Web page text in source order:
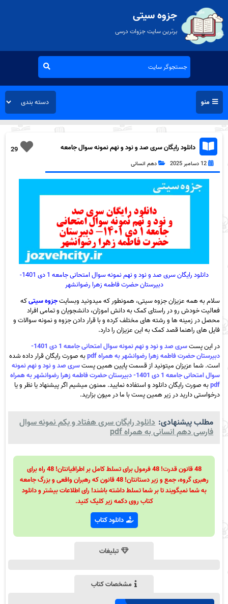
جزوه سیتی
برترین سایت جزوات درسی
منو
29
دانلود رایگان سری صد و نود و نهم نمونه سوال جامعه
شناسی دهم انسانی به همراه pdf
12 دسامبر 2025 دهم انسانی
دانلود رایگان سری صد و نود و نهم نمونه سوال امتحانی جامعه 1 دی 1401-
دبیرستان حضرت فاطمه زهرا رضوانشهر
سلام به همه عزیزان جزوه سیتی، همونطور که میدونید وبسایتجزوه سیتیکه
فعالیت خودش رو در راستای کمک به دانش اموزان، دانشجویان و تمامی افراد
محصل در زمینه ها و رشته های مختلف کرده و با قرار دادن جزوه و نمونه سوالات و
فایل های راهنما قصد کمک به این عزیزان را دارد.
در این پست
سری صد و نود و نهم نمونه سوال امتحانی جامعه 1 دی 1401-
دبیرستان حضرت فاطمه زهرا رضوانشهر به همراه pdf
به صورت رایگان قرار داده شده
است. شما عزیزان میتونید از قسمت پایین همین پستسری صد و نود و نهم نمونه
سوال امتحانی جامعه 1 دی 1401- دبیرستان حضرت فاطمه زهرا رضوانشهر به همراه
pdfبه صورت رایگان دانلود و استفاده نمایید. ممنون میشیم اگر پیشنهاد یا نظر و یا
درخواستی دارید در زیر همین پست با ما در میون بزارید.
مطلب پیشنهادی: دانلود رایگان سری هفتاد و یکم نمونه سوال
فارسی دهم انسانی به همراه pdf
48 قانون قدرت! 48 فرمول برای تسلط کامل بر اطرافیانتان! 48 راه برای
رهبری گروه، جمع و زیر دستانتان! 48 قانون که رهبران واقعی و بزرگ جامعه
به شما نمیگویند تا بر شما تسلط داشته باشند! رای اطلاعات بیشتر و دانلود
کتاب روی دکمه زیر کلیک کنید.
دانلود کتاب
تبلیغات
مشخصات کتاب